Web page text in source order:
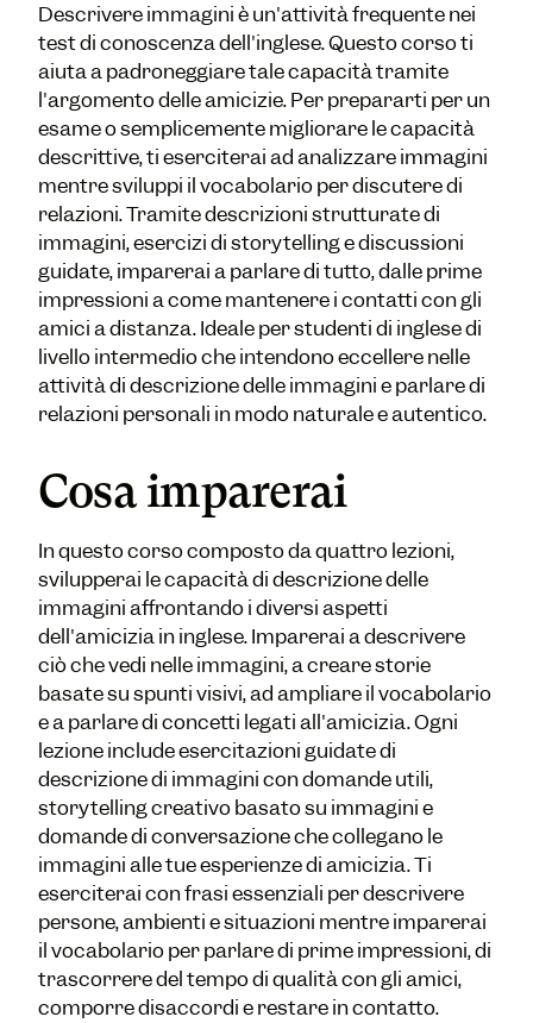
Descrivere immagini è un'attività frequente nei
test di conoscenza dell'inglese. Questo corso ti
aiuta a padroneggiare tale capacità tramite
l'argomento delle amicizie. Per prepararti per un
esame o semplicemente migliorare le capacità
descrittive, ti eserciterai ad analizzare immagini
mentre sviluppi il vocabolario per discutere di
relazioni. Tramite descrizioni strutturate di
immagini, esercizi di storytelling e discussioni
guidate, imparerai a parlare di tutto, dalle prime
impressioni a come mantenere i contatti con gli
amici a distanza. Ideale per studenti di inglese di
livello intermedio che intendono eccellere nelle
attività di descrizione delle immagini e parlare di
relazioni personali in modo naturale e autentico.
Cosa imparerai
In questo corso composto da quattro lezioni,
svilupperai le capacità di descrizione delle
immagini affrontando i diversi aspetti
dell'amicizia in inglese. Imparerai a descrivere
ciò che vedi nelle immagini, a creare storie
basate su spunti visivi, ad ampliare il vocabolario
e a parlare di concetti legati all'amicizia. Ogni
lezione include esercitazioni guidate di
descrizione di immagini con domande utili,
storytelling creativo basato su immagini e
domande di conversazione che collegano le
immagini alle tue esperienze di amicizia. Ti
eserciterai con frasi essenziali per descrivere
persone, ambienti e situazioni mentre imparerai
il vocabolario per parlare di prime impressioni, di
trascorrere del tempo di qualità con gli amici,
comporre disaccordi e restare in contatto.